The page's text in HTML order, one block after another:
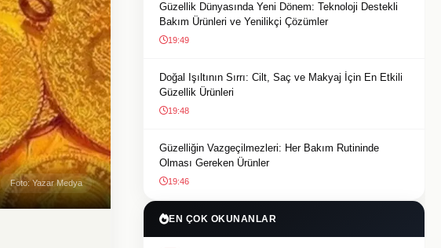
Foto: Yazar Medya
Güzellik Dünyasında Yeni Dönem: Teknoloji Destekli
Bakım Ürünleri ve Yenilikçi Çözümler
19:49
Doğal Işıltının Sırrı: Cilt, Saç ve Makyaj İçin En Etkili
Güzellik Ürünleri
19:48
Güzelliğin Vazgeçilmezleri: Her Bakım Rutininde
Olması Gereken Ürünler
19:46
EN ÇOK OKUNANLAR